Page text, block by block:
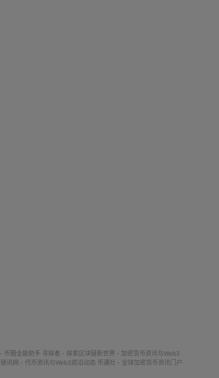
币圈全能助手 寻探者 - 探索区块链新世界 - 加密货币资讯与Web3
链讯网 - 代币资讯与Web3前沿动态 币通社 - 全球加密货币资讯门户